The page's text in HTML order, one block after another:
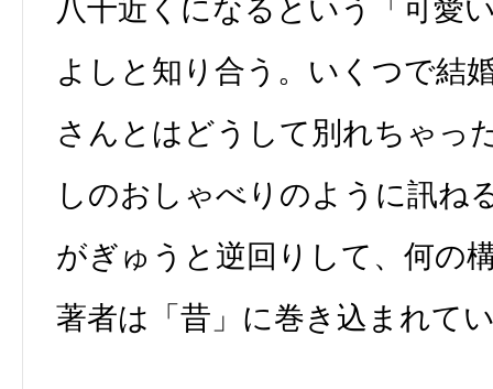
八十近くになるという「可愛
よしと知り合う。いくつで結
さんとはどうして別れちゃっ
しのおしゃべりのように訊ね
がぎゅうと逆回りして、何の
著者は「昔」に巻き込まれて